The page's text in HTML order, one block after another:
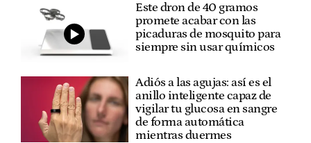
Este dron de 40 gramos
promete acabar con las
picaduras de mosquito para
siempre sin usar químicos
Adiós a las agujas: así es el
anillo inteligente capaz de
vigilar tu glucosa en sangre
de forma automática
mientras duermes